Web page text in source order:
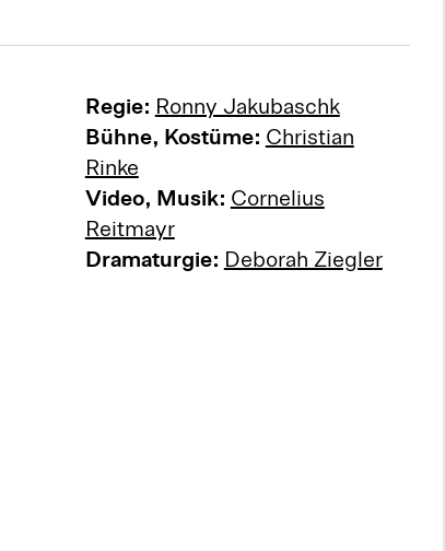
Regie: Ronny Jakubaschk
Bühne, Kostüme: Christian
Rinke
Video, Musik: Cornelius
Reitmayr
Dramaturgie: Deborah Ziegler